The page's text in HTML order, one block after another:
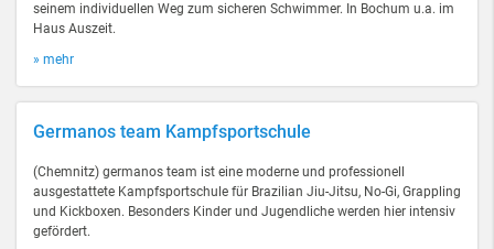
seinem individuellen Weg zum sicheren Schwimmer. In Bochum u.a. im
Haus Auszeit.
» mehr
Germanos team Kampfsportschule
(Chemnitz) germanos team ist eine moderne und professionell
ausgestattete Kampfsportschule für Brazilian Jiu-Jitsu, No-Gi, Grappling
und Kickboxen. Besonders Kinder und Jugendliche werden hier intensiv
gefördert.